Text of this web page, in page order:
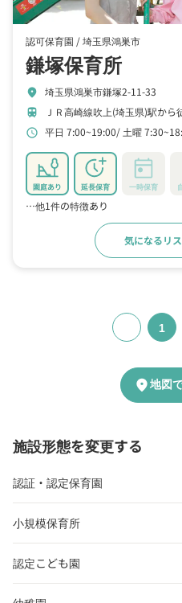
認可保育園 /埼玉県鴻巣市
鎌塚保育所
location_on 埼玉県鴻巣市鎌塚2-11-33
train ＪＲ高崎線吹上(埼玉県)駅から
schedule 平日 7:00~19:00 土曜
園庭あり 延長保育 一時保育
…他1件の特徴あり
気になるリ
1
location_on地図
施設形態を変更する
認証・認定保育園
小規模保育所
認定こども園